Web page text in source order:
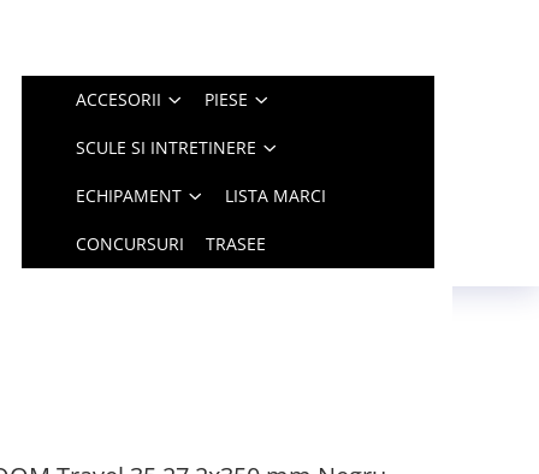
ACCESORII PIESE
SCULE SI INTRETINERE
ECHIPAMENT LISTA MARCI
CONCURSURI TRASEE